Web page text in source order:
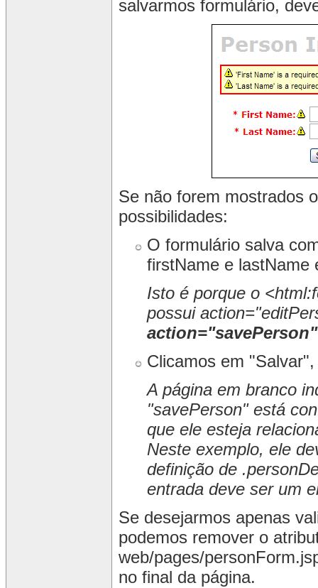
salvarmos formulário,
Se não forem mostrados
possibilidades:
O formulário salva
firstName e lastName
Isto é porque o
possui
action="savePerson"
Clicamos em
A página em branco
"savePerson" está
que ele esteja
Neste exemplo, ele
definição de
entrada deve ser um
Se desejarmos apenas
podemos remover o
web/pages/
no final da página.